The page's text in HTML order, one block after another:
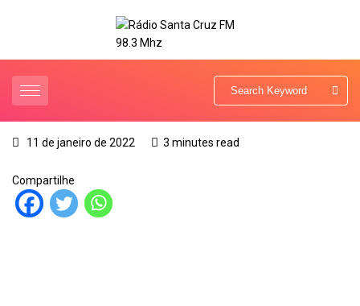
11 de janeiro de 2022 3 minutes read
Compartilhe